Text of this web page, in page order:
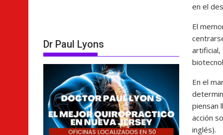
en el
El
artificial,
En el
piensan
acción
inglés).
Dr Paul Lyons